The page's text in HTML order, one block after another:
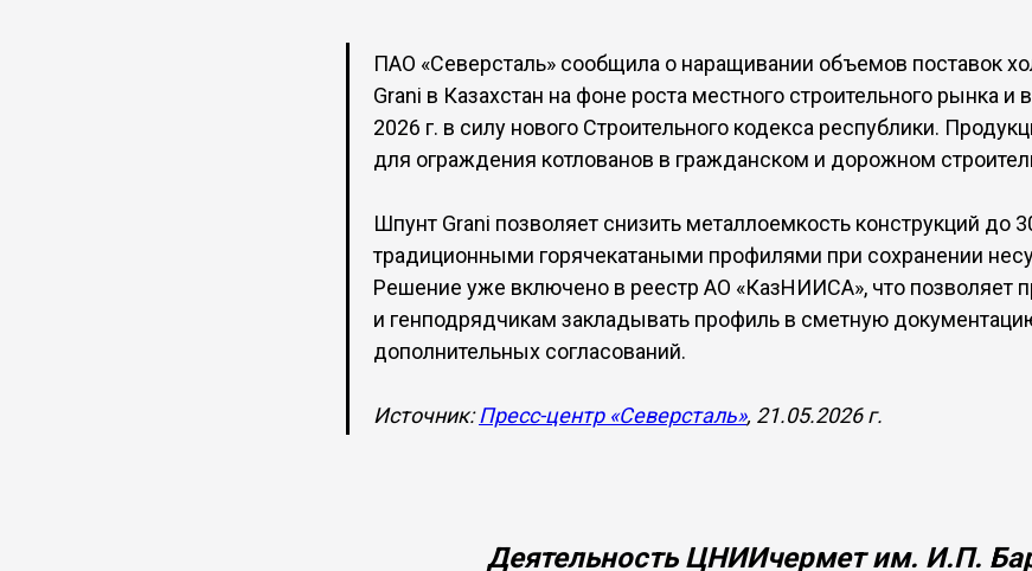
ПАО «Северсталь» сообщила о наращивании объемов поставок
Grani в Казахстан на фоне роста местного строительного рынка и
2026 г. в силу нового Строительного кодекса республики.
для ограждения котлованов в гражданском и дорожном
Шпунт Grani позволяет снизить металлоемкость конструкций до
традиционными горячекатаными профилями при сохранении
Решение уже включено в реестр АО «КазНИИСА», что позволяет
и генподрядчикам закладывать профиль в сметную
дополнительных согласований.
Источник:Пресс-центр «Северсталь», 21.05.2026 г.
Деятельность ЦНИИчермет им. И.П.